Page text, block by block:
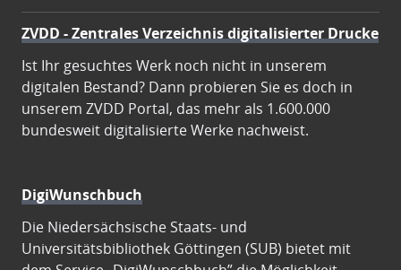
ZVDD - Zentrales Verzeichnis digitalisierter Drucke
Ist Ihr gesuchtes Werk noch nicht in unserem
digitalen Bestand? Dann probieren Sie es doch in
unserem ZVDD Portal, das mehr als 1.600.000
bundesweit digitalisierte Werke nachweist.
DigiWunschbuch
Die Niedersächsische Staats- und
Universitätsbibliothek Göttingen (SUB) bietet mit